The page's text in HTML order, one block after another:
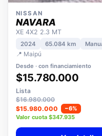
NISSAN
NAVARA
XE 4X2 2.3 MT
2024
📍 Maipú
Desde · con financiamiento
$15.780.000
Lista
$16.980.000
$15.980.000
−6%
Valor cuota $347.935